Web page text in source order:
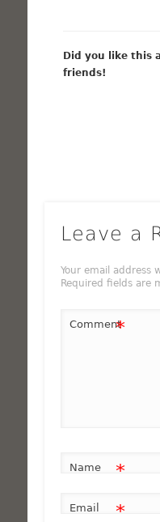
Did you like this
friends!
Leave a
Your email address
Required fields are
Comment*
Name *
Email *